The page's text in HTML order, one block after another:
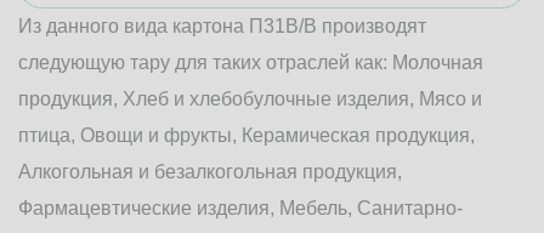
Из данного вида картона П31В/B производят
следующую тару для таких отраслей как: Молочная
продукция, Хлеб и хлебобулочные изделия, Мясо и
птица, Овощи и фрукты, Керамическая продукция,
Алкогольная и безалкогольная продукция,
Фармацевтические изделия, Мебель, Санитарно-